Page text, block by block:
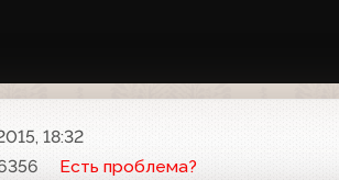
18:32
Есть проблема?